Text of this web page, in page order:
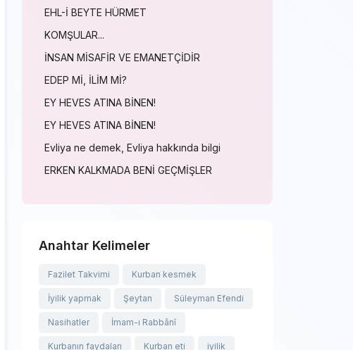
EHL-İ BEYTE HÜRMET
KOMŞULAR...
İNSAN MİSAFİR VE EMANETÇİDİR
EDEP Mİ, İLİM Mİ?
EY HEVES ATINA BİNEN!
EY HEVES ATINA BİNEN!
Evliya ne demek, Evliya hakkında bilgi
ERKEN KALKMADA BENİ GEÇMİŞLER
Anahtar Kelimeler
Fazilet Takvimi Kurban kesmek
İyilik yapmak Şeytan Süleyman Efendi
Nasihatler İmam-ı Rabbânî
Kurbanın faydaları Kurban eti iyilik